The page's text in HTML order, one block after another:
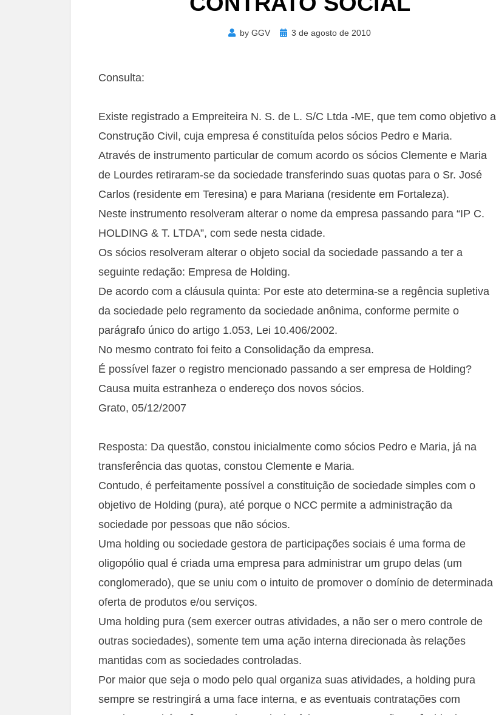
byGGV
Posted
3 de agosto de 2010
Consulta:
Existe registrado a Empreiteira N. S. de L. S/C Ltda -ME, que tem como objetivo a
Construção Civil, cuja empresa é constituída pelos sócios Pedro e Maria.
Através de instrumento particular de comum acordo os sócios Clemente e Maria
de Lourdes retiraram-se da sociedade transferindo suas quotas para o Sr. José
Carlos (residente em Teresina) e para Mariana (residente em Fortaleza).
Neste instrumento resolveram alterar o nome da empresa passando para “IP C.
HOLDING & T. LTDA”, com sede nesta cidade.
Os sócios resolveram alterar o objeto social da sociedade passando a ter a
seguinte redação: Empresa de Holding.
De acordo com a cláusula quinta: Por este ato determina-se a regência supletiva
da sociedade pelo regramento da sociedade anônima, conforme permite o
parágrafo único do artigo 1.053, Lei 10.406/2002.
No mesmo contrato foi feito a Consolidação da empresa.
É possível fazer o registro mencionado passando a ser empresa de Holding?
Causa muita estranheza o endereço dos novos sócios.
Grato, 05/12/2007
Resposta: Da questão, constou inicialmente como sócios Pedro e Maria, já na
transferência das quotas, constou Clemente e Maria.
Contudo, é perfeitamente possível a constituição de sociedade simples com o
objetivo de Holding (pura), até porque o NCC permite a administração da
sociedade por pessoas que não sócios.
Uma holding ou sociedade gestora de participações sociais é uma forma de
oligopólio qual é criada uma empresa para administrar um grupo delas (um
conglomerado), que se uniu com o intuito de promover o domínio de determinada
oferta de produtos e/ou serviços.
Uma holding pura (sem exercer outras atividades, a não ser o mero controle de
outras sociedades), somente tem uma ação interna direcionada às relações
mantidas com as sociedades controladas.
Por maior que seja o modo pelo qual organiza suas atividades, a holding pura
sempre se restringirá a uma face interna, e as eventuais contratações com